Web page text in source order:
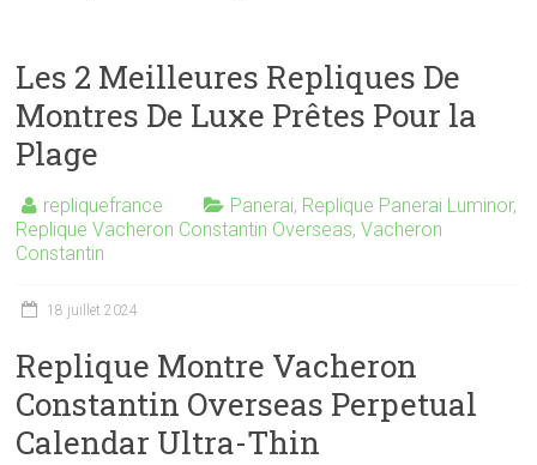
Les 2 Meilleures Repliques De
Montres De Luxe Prêtes Pour la
Plage
repliquefrance Panerai, Replique Panerai Luminor,
Replique Vacheron Constantin Overseas,Vacheron
Constantin
18 juillet 2024
Replique Montre Vacheron
Constantin Overseas Perpetual
Calendar Ultra-Thin